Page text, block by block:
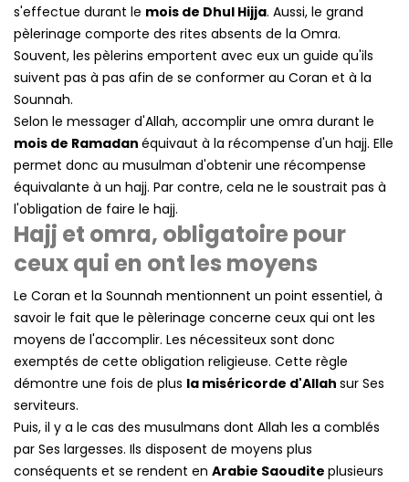
s'effectue durant le mois de Dhul Hijja. Aussi, le grand
pèlerinage comporte des rites absents de la Omra.
Souvent, les pèlerins emportent avec eux un guide qu'ils
suivent pas à pas afin de se conformer au Coran et à la
Sounnah.
Selon le messager d'Allah, accomplir une omra durant le
mois de Ramadan équivaut à la récompense d'un hajj. Elle
permet donc au musulman d'obtenir une récompense
équivalante à un hajj. Par contre, cela ne le soustrait pas à
l'obligation de faire le hajj.
Hajj et omra, obligatoire pour
ceux qui en ont les moyens
Le Coran et la Sounnah mentionnent un point essentiel, à
savoir le fait que le pèlerinage concerne ceux qui ont les
moyens de l'accomplir. Les nécessiteux sont donc
exemptés de cette obligation religieuse. Cette règle
démontre une fois de plus la miséricorde d'Allah sur Ses
serviteurs.
Puis, il y a le cas des musulmans dont Allah les a comblés
par Ses largesses. Ils disposent de moyens plus
conséquents et se rendent en Arabie Saoudite plusieurs